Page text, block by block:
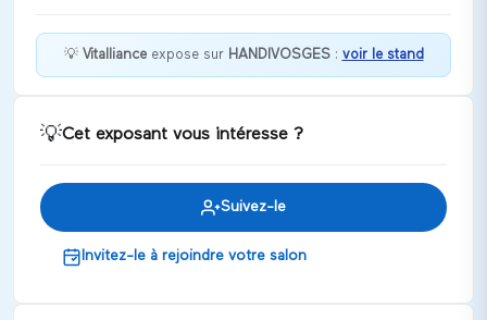
Discuter
💡 Vitallianceexpose sur HANDIVOSGES: voir le stand
💡Cet exposant vous intéresse ?
Suivez-le
Invitez-le à rejoindre votre salon